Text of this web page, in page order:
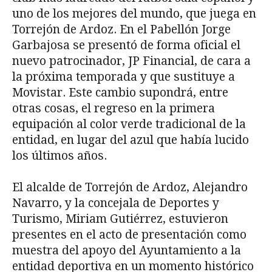
uno de los mejores del mundo, que juega en
Torrejón de Ardoz. En el Pabellón Jorge
Garbajosa se presentó de forma oficial el
nuevo patrocinador, JP Financial, de cara a
la próxima temporada y que sustituye a
Movistar. Este cambio supondrá, entre
otras cosas, el regreso en la primera
equipación al color verde tradicional de la
entidad, en lugar del azul que había lucido
los últimos años.
El alcalde de Torrejón de Ardoz, Alejandro
Navarro, y la concejala de Deportes y
Turismo, Miriam Gutiérrez, estuvieron
presentes en el acto de presentación como
muestra del apoyo del Ayuntamiento a la
entidad deportiva en un momento histórico